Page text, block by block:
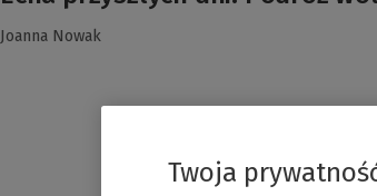
Joanna Nowak
Twoja